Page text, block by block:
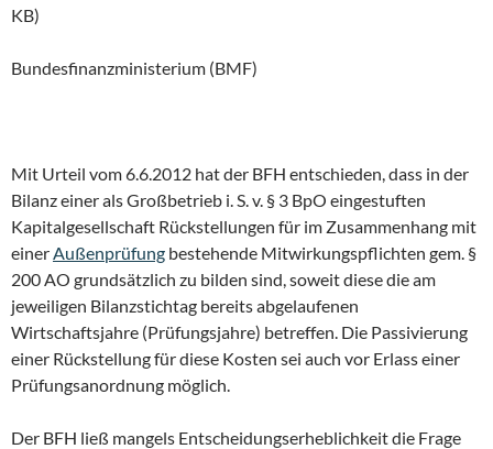
KB)
Bundesfinanzministerium (BMF)
Mit Urteil vom 6.6.2012 hat der BFH entschieden, dass in der
Bilanz einer als Großbetrieb i. S. v. § 3 BpO eingestuften
Kapitalgesellschaft Rückstellungen für im Zusammenhang mit
einer Außenprüfung bestehende Mitwirkungspflichten gem. §
200 AO grundsätzlich zu bilden sind, soweit diese die am
jeweiligen Bilanzstichtag bereits abgelaufenen
Wirtschaftsjahre (Prüfungsjahre) betreffen. Die Passivierung
einer Rückstellung für diese Kosten sei auch vor Erlass einer
Prüfungsanordnung möglich.
Der BFH ließ mangels Entscheidungserheblichkeit die Frage